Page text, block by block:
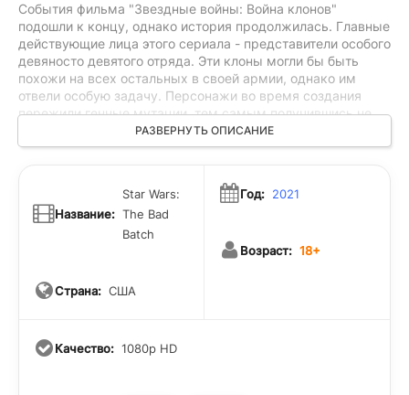
События фильма "Звездные войны: Война клонов"
подошли к концу, однако история продолжилась. Главные
действующие лица этого сериала - представители особого
девяносто девятого отряда. Эти клоны могли бы быть
похожи на всех остальных в своей армии, однако им
отвели особую задачу. Персонажи во время создания
пережили генные мутации, тем самым получившись не
такими, какими планировали их сделать изначально.
клоны-коммандосы были объединены в один коллектив,
Разнообразие мутаций и уникальные способности
каждого из персонажей помогают справляться даже с
самыми сложными задачами.
РАЗВЕРНУТЬ ОПИСАНИЕ
Название:
Star Wars:
The Bad
Batch
Страна: США
Год: 2021
Возраст: 18+
Качество: 1080p HD